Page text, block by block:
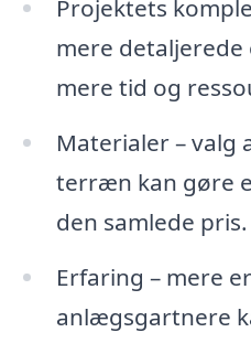
Projektets
mere
mere tid og
Materialer – valg
terræn kan gøre
den samlede pris.
Erfaring – mere
anlægsgartnere